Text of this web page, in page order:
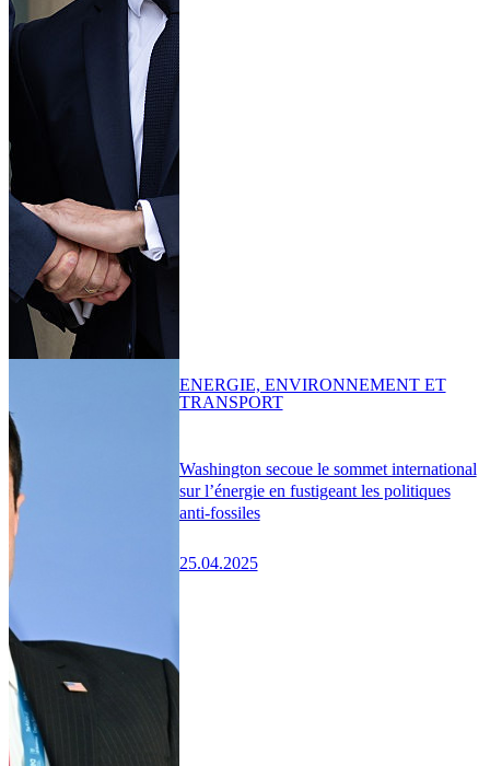
Washington secoue le sommet international
sur l’énergie en fustigeant les politiques
anti-fossiles
25.04.2025
ENERGIE, ENVIRONNEMENT ET
TRANSPORT